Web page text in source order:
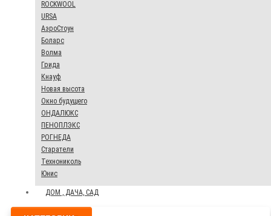
ROCKWOOL
URSA
АэроСтоун
Боларс
Волма
Грида
Кнауф
Новая высота
Окно будущего
ОНДАЛЮКС
ПЕНОПЛЭКС
РОГНЕДА
Старатели
Технониколь
Юнис
ДОМ , ДАЧА, САД